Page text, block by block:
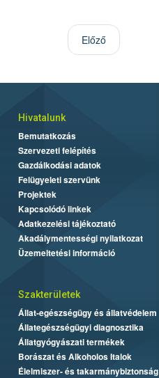
Előző
Hivatalunk
Bemutatkozás
Szervezeti felépítés
Gazdálkodási adatok
Felügyeleti szervünk
Projektek
Kapcsolódó linkek
Adatkezelési tájékoztató
Akadálymentességi nyilatkozat
Üzemeltetési információ
Szakterületek
Állat-egészségügy és állatvédelem
Állategészségügyi diagnosztika
Állatgyógyászati termékek
Borászat és Alkoholos Italok
Élelmiszer- és takarmánybiztonság